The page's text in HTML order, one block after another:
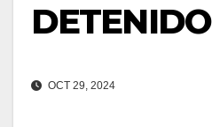
DETENIDO
OCT 29, 2024